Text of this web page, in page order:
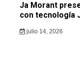
Ja Morant
con tecnología
julio 14, 2026